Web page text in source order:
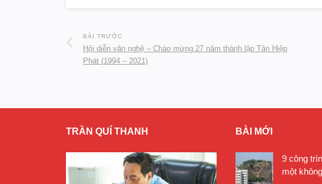
BÀI TRƯỚC
Hội diễn văn nghệ – Chào mừng 27 năm thành lập Tân Hiệp
Phát (1994 – 2021)
TRẦN QUÍ THANH BÀI MỚI
9 công
một